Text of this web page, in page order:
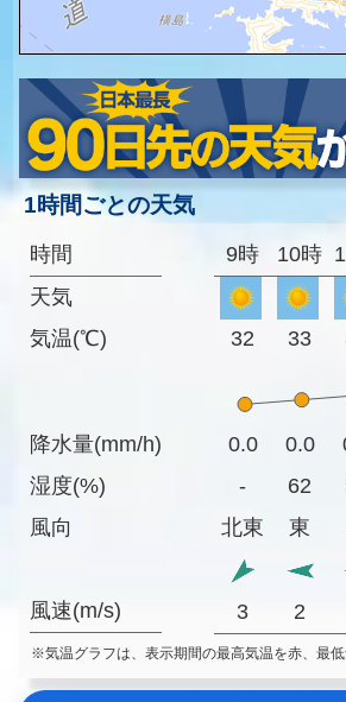
1時間ごとの天気
時間
天気
気温(℃)
降水量(mm/h)
湿度(%)
風向
風速(m/s)
9時 10時
32 33
0.0 0.0
-
62
北東
東
3 2
※気温グラフは、表示期間の最高気温を赤、最低